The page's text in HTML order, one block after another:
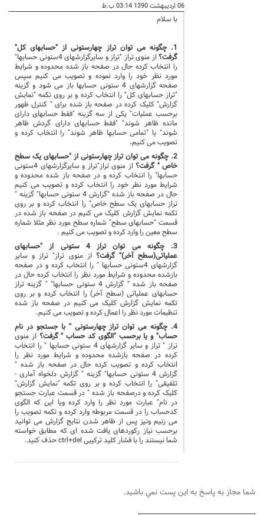
06 اردیبهشت 1390 03:14 ب.ظ
با سلام
1. چگونه می توان تراز چهارستونی از "حسابهای کل"
گرفت؟
از منوی تراز "تراز و سایرگزارشهای 4ستونی حسابها"
را انتخاب کرده حال در صفحه باز شده محدوده و شرایط
مورد نظر خود را وارد نموده و تصویب می کنیم سپس
صفحه گزارشهای 4 ستونی حسابها باز می شود و گزینه
"تراز حسابهای کل" را انتخاب کرده و بر روی تکمه "نمایش
گزارش" کلیک کرده در صفحه باز شده برای " کنترل ظهور
برحسب عملیات" یکی از سه گزینه "فقط حسابهای دارای
مانده ظاهر شوند" "فقط حسابهای دارای گردش ظاهر
شوند" یا "تمامی حسابها ظاهر شوند" را انتخاب کرده و
تصویب می کنیم.
2. چگونه می توان تراز چهارستونی از "حسابهای یک سطح
خاص " گرفت؟
از منوی تراز"تراز و سایرگزارشهای 4ستونی
حسابها" را انتخاب کرده و در صفحه باز شده محدوده و
شرایط مورد نظر خود را انتخاب کرده و تصویب می کنیم
حال در صفحه باز شده "گزارش 4 ستونی حسابها" گزینه "
تراز حسابهای یک سطح خاص" را انتخاب کرده و بر روی
تکمه نمایش گزارش کلیک می کنیم در صفحه باز شده در
قسمت "حسابهای سطح" شماره سطح مورد نظر مثلا شماره
سطح معین را وارد کرده و تصویب می کنیم .
3. چگونه می توان تراز 4 ستونی از "حسابهای
عملیاتی(سطح آخر)" گرفت؟ از منوی تراز" تراز و سایر
گزارشهای 4ستونی حسابها " را انتخاب کرده و در صفحه
بازشده محدوده و شرایط مورد نظر را انتخاب کرده حال در
صفحه باز شده " گزارش 4 ستونی حسابها" " گزینه تراز
حسابهای عملیاتی (سطح آخر) را انتخاب کرده و بر روی
تکمه نمایش گزارش کلیک می کنیم در صفحه باز شده
تنظیمات مورد نظر را اعمال کرده و تصویب می کنیم.
4. چگونه می توان تراز چهارستونی " با جستجو در نام
حساب" و یا برحسب "الگوی کد حساب " گرفت؟ از منوی
تراز " تراز و سایر گزارشهای 4 ستونی حسابها " را انتخاب
کرده در صفحه بازشده محدوده و شرایط مورد نظر را
انتخاب کرده و تصویب کرده حال در صفحه باز شده "
گزارش 4 ستونی حسابها" گزینه " گزارش دلخواه آماری -
تلفیقی" را انتخاب کرده و بر روی تکمه "نمایش گزارش"
کلیک کرده و درصفحه باز شده " در قسمت عبارت جستجو
در نام" عبارت مورد نظر را وارد کرده ویا این که الگوی
کدحساب را در قسمت مربوطه وارد کرده و تکمه تصویب را
می زنیم ونیز پس از ظاهر شدن نتایج گزارش می توانید
برحسب نیاز رکوردهای یافت شده ای که مطابق خواسته
شما نیستند را با فشار کلید ترکیبی ctrl+del حذف کنید.
شما مجاز به پاسخ به اين پست نمي باشيد.